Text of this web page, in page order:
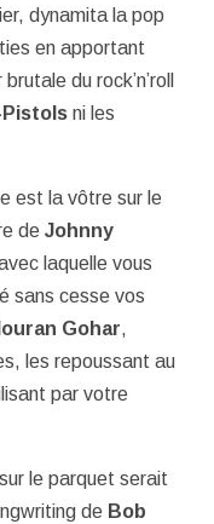
dynamita la pop
en apportant
du rock’n’roll
ni les
est la vôtre sur le
de Johnny
laquelle vous
sans cesse vos
Gohar,
les repoussant au
par votre
le parquet serait
de Bob